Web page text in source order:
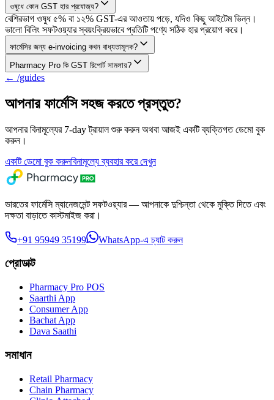
ওষুধে কোন GST হার প্রযোজ্য?
বেশিরভাগ ওষুধ ৫% বা ১২% GST-এর আওতায় পড়ে, যদিও কিছু আইটেম ভিন্ন।
ভালো বিলিং সফটওয়্যার স্বয়ংক্রিয়ভাবে প্রতিটি পণ্যে সঠিক হার প্রয়োগ করে।
ফার্মেসির জন্য e-invoicing কখন বাধ্যতামূলক?
Pharmacy Pro কি GST রিপোর্ট সামলায়?
← /guides
আপনার ফার্মেসি সহজ করতে প্রস্তুত?
আপনার বিনামূল্যের 7-day ট্রায়াল শুরু করুন অথবা আজই একটি ব্যক্তিগত ডেমো বুক
করুন।
একটি ডেমো বুক করুনবিনামূল্যে ব্যবহার করে দেখুন
ভারতের ফার্মেসি ম্যানেজমেন্ট সফটওয়্যার — আপনাকে দুশ্চিন্তা থেকে মুক্তি দিতে এবং
দক্ষতা বাড়াতে কাস্টমাইজ করা।
+91 95949 35199 WhatsApp-এ চ্যাট করুন
প্রোডাক্ট
Pharmacy Pro POS
Saarthi App
Consumer App
Bachat App
Dava Saathi
সমাধান
Retail Pharmacy
Chain Pharmacy